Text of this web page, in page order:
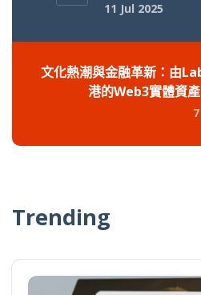
11 Jul 2025
文化熱潮與金融革新：由
港的Web3實體資產
Trending